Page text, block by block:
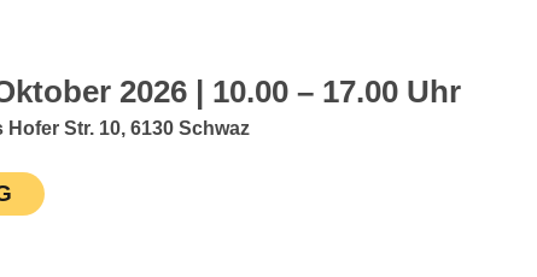
2026 | 10.00 – 17.00 Uhr
Hofer Str. 10, 6130 Schwaz